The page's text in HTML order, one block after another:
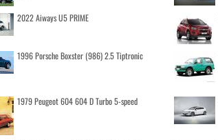
2022 Aiways U5 PRIME
1996 Porsche Boxster (986) 2.5 Tiptronic
1979 Peugeot 604 604 D Turbo 5-speed